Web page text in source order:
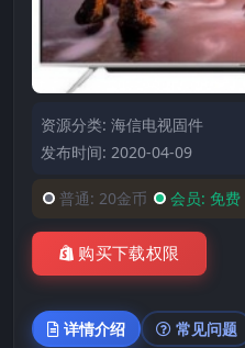
资源分类: 海信电视固件
发布时间: 2020-04-09
普通: 20金币 会员: 免费
购买下载权限
详情介绍 常见问题